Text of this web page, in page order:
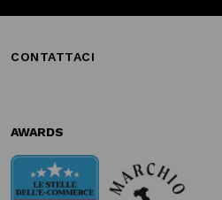
CONTATTACI
AWARDS